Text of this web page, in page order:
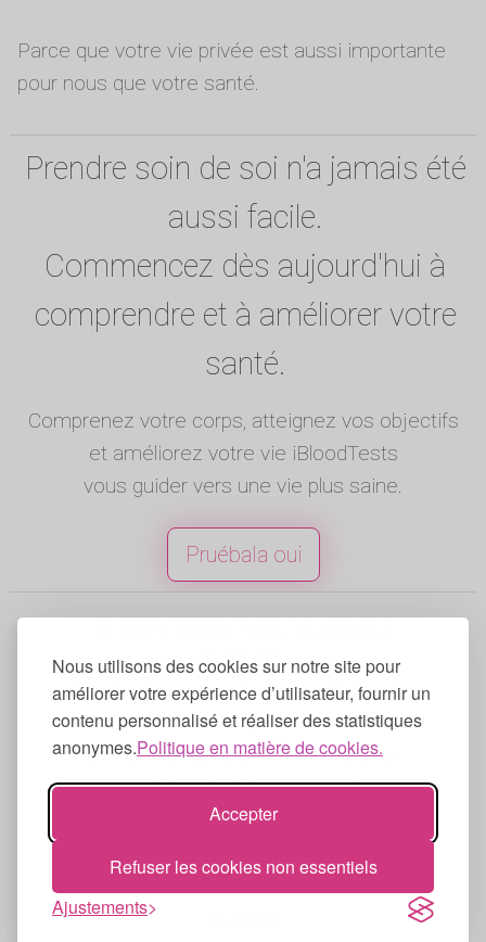
Nous utilisons des cookies sur notre site pour
améliorer votre expérience d’utilisateur, fournir un
contenu personnalisé et réaliser des statistiques
anonymes.Politique en matière de cookies.
Accepter
Refuser les cookies non essentiels
Ajustements
Parce que votre vie privée est aussi importante
pour nous que votre santé.
Prendre soin de soi n'a jamais été
aussi facile.
Commencez dès aujourd'hui à
comprendre et à améliorer votre
santé.
Comprenez votre corps, atteignez vos objectifs
et améliorez votre vie iBloodTests
vous guider vers une vie plus saine.
Pruébala oui
réservés.
Anglais|Espagnol|Francés|Portugais |
Allemand|Italien
Conditions d'utilisation|Politique de
confidentialité|Politique en matière de
cookies
iBloodTests peut faire des erreurs,
consultez toujours un professionnel de